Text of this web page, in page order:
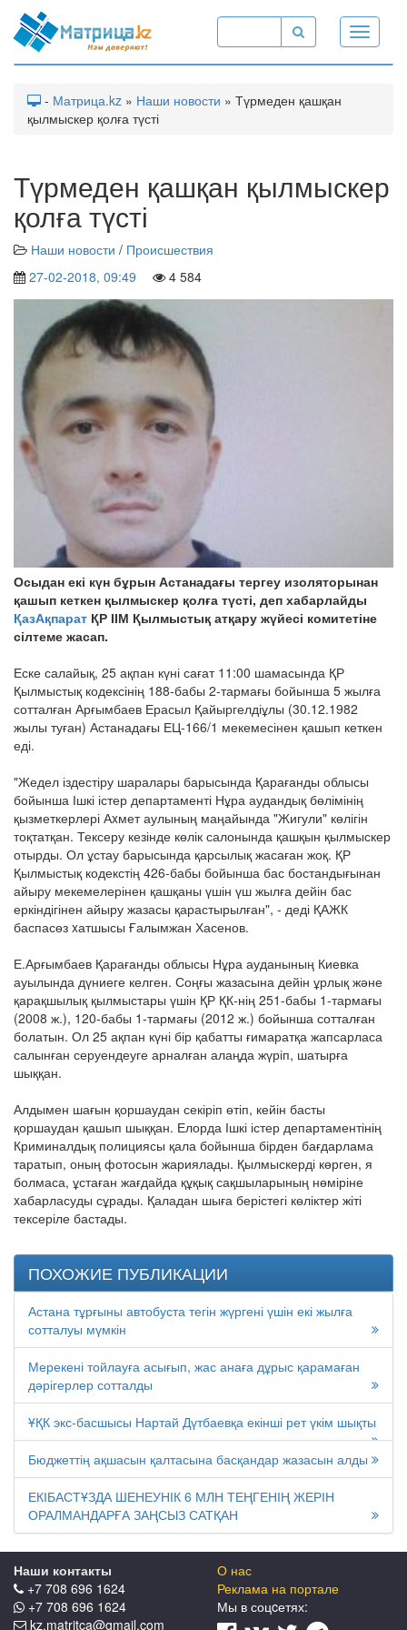
Toggle
- Матрица.kz » Наши новости » Түрмеден қашқан
қылмыскер қолға түсті
Түрмеден қашқан қылмыскер
қолға түсті
Наши новости / Происшествия
27-02-2018, 09:49
4 584
Осыдан екі күн бұрын Астанадағы тергеу изоляторынан
қашып кеткен қылмыскер қолға түсті, деп хабарлайды
ҚазАқпарат ҚР ІІМ Қылмыстық атқару жүйесі комитетіне
сілтеме жасап.
Еске салайық, 25 ақпан күні сағат 11:00 шамасында ҚР
Қылмыстық кодексінің 188-бабы 2-тармағы бойынша 5 жылға
сотталған Арғымбаев Ерасыл Қайыргелдіұлы (30.12.1982
жылы туған) Астанадағы ЕЦ-166/1 мекемесінен қашып кеткен
еді.
"Жедел іздестіру шаралары барысында Қарағанды облысы
бойынша Ішкі істер департаменті Нұра аудандық бөлімінің
қызметкерлері Аxмет аулының маңайында "Жигули" көлігін
тоқтатқан. Тексеру кезінде көлік салонында қашқын қылмыскер
отырды. Ол ұстау барысында қарсылық жасаған жоқ. ҚР
Қылмыстық кодекстің 426-бабы бойынша бас бостандығынан
айыру мекемелерінен қашқаны үшін үш жылға дейін бас
еркіндігінен айыру жазасы қарастырылған", - деді ҚАЖК
баспасөз xатшысы Ғалымжан Хасенов.
Е.Арғымбаев Қарағанды облысы Нұра ауданының Киевка
ауылында дүниеге келген. Соңғы жазасына дейін ұрлық және
қарақшылық қылмыстары үшін ҚР ҚК-нің 251-бабы 1-тармағы
(2008 ж.), 120-бабы 1-тармағы (2012 ж.) бойынша сотталған
болатын. Ол 25 ақпан күні бір қабатты ғимаратқа жапсарласа
салынған серуендеуге арналған алаңда жүріп, шатырға
шыққан.
Алдымен шағын қоршаудан секіріп өтіп, кейін басты
қоршаудан қашып шыққан. Елорда Ішкі істер департаментінің
Криминалдық полициясы қала бойынша бірден бағдарлама
таратып, оның фотосын жариялады. Қылмыскерді көрген, я
болмаса, ұстаған жағдайда құқық сақшыларының нөміріне
xабарласуды сұрады. Қаладан шыға берістегі көліктер жіті
тексеріле бастады.
ПОХОЖИЕ ПУБЛИКАЦИИ
Астана тұрғыны автобуста тегін жүргені үшін екі жылға
сотталуы мүмкін
Мерекені тойлауға асығып, жас анаға дұрыс қарамаған
дәрігерлер сотталды
ҰҚК экс-басшысы Нартай Дүтбаевқа екінші рет үкім шықты
Бюджеттің ақшасын қалтасына басқандар жазасын алды
ЕКІБАСТҰЗДА ШЕНЕУНІК 6 МЛН ТЕҢГЕНІҢ ЖЕРІН
ОРАЛМАНДАРҒА ЗАҢСЫЗ САТҚАН
Наши контакты
+7 708 696 1624
+7 708 696 1624
kz.matritca@gmail.com
О нас
Реклама на портале
Мы в соцcетях: